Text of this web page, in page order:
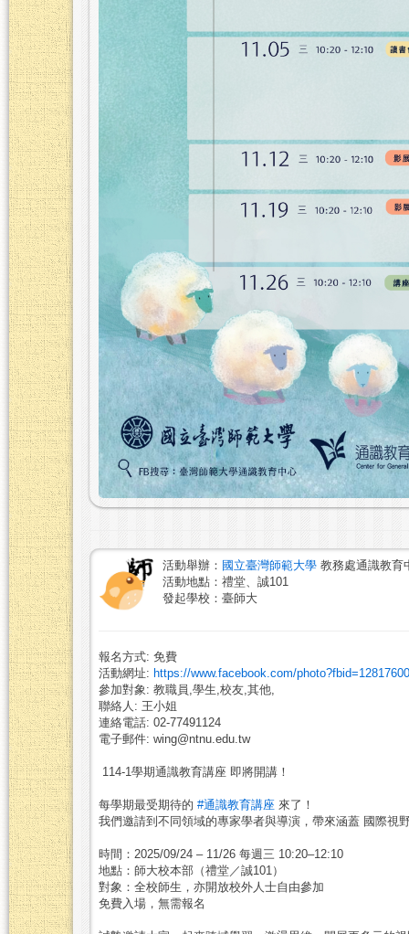
活動舉辦： 國立臺灣師範大學 教務處通識教育
活動地點：禮堂、誠101
發起學校：臺師大
報名方式: 免費
活動網址: https://www.facebook.com/
參加對象: 教職員,學生,校友,其他,
聯絡人: 王小姐
連絡電話: 02-77491124
電子郵件: wing@ntnu.edu.tw
114-1學期通識教育講座 即將開講！
每學期最受期待的 #通識教育講座 來了！
我們邀請到不同領域的專家學者與導演，帶來涵蓋 國際視
時間：2025/09/24 – 11/26 每週三 10:20–12:10
地點：師大校本部（禮堂／誠101）
對象：全校師生，亦開放校外人士自由參加
免費入場，無需報名